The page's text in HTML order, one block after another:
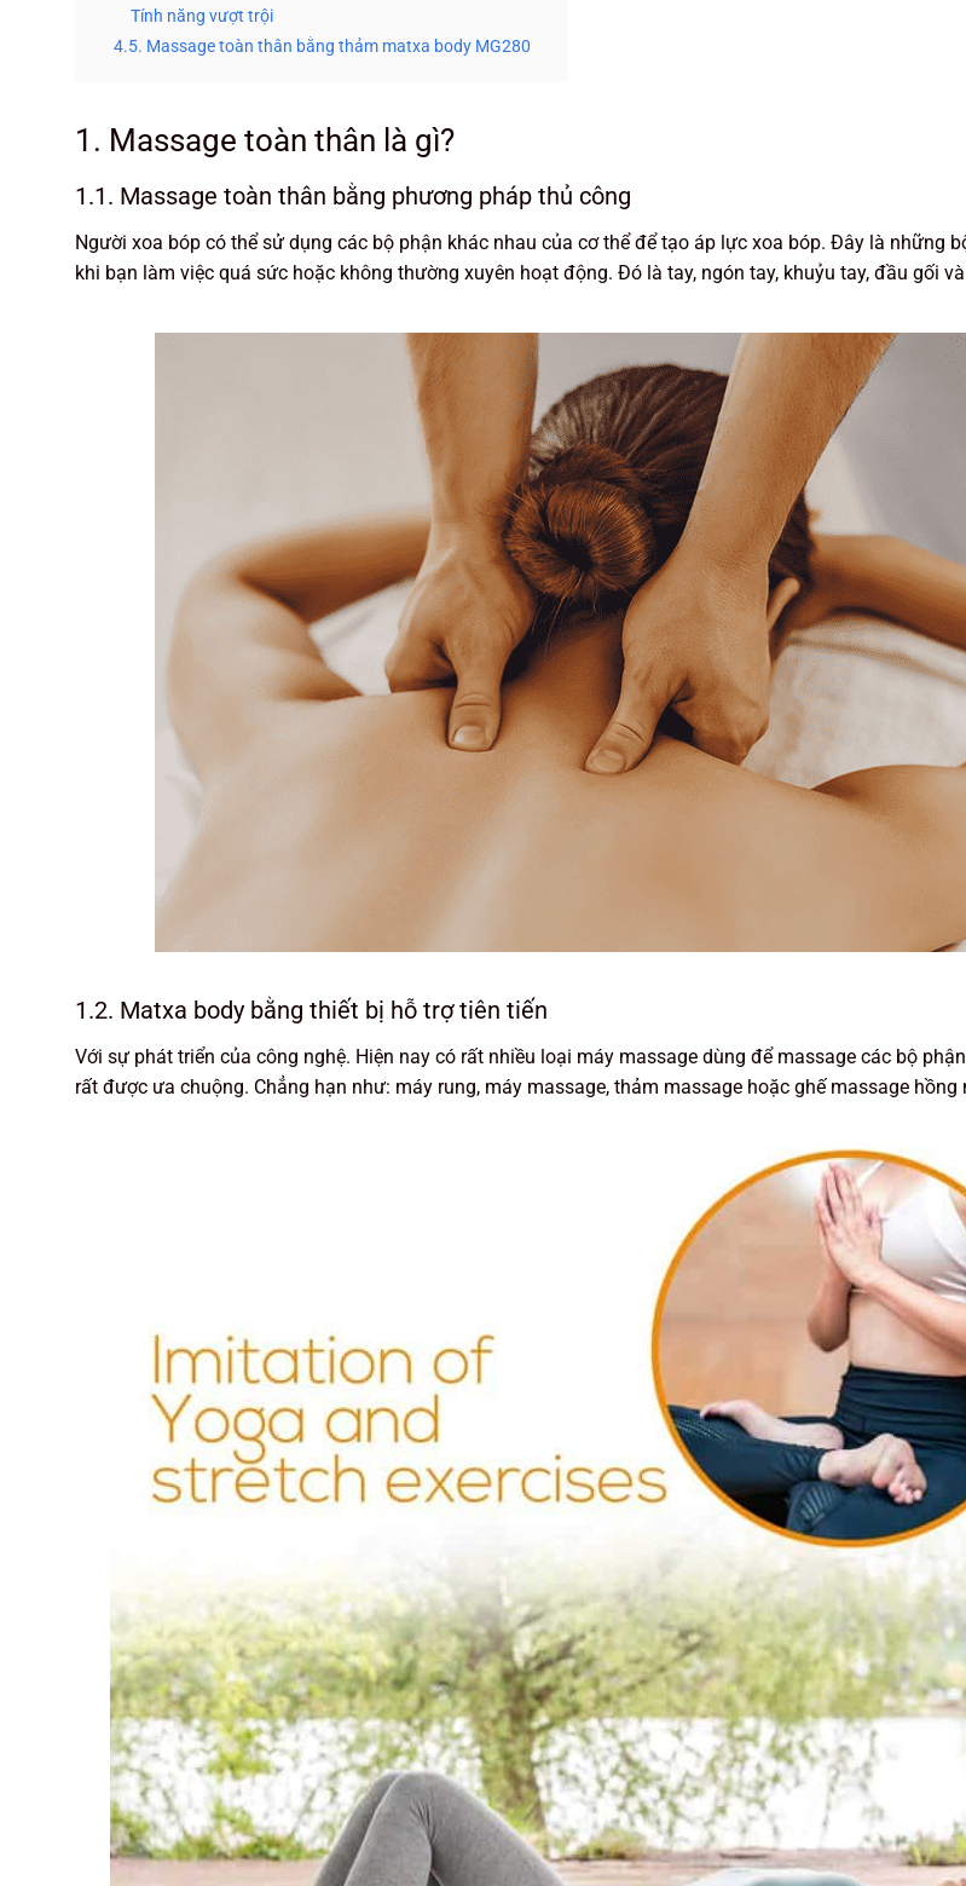
Tính năng vượt trội
4.5. Massage toàn thân bằng thảm matxa body MG280
1. Massage toàn thân là gì?
1.1. Massage toàn thân bằng phương pháp thủ công
Người xoa bóp có thể sử dụng các bộ phận khác nhau của cơ thể để tạo áp lực xoa bóp. Đây là những
khi bạn làm việc quá sức hoặc không thường xuyên hoạt động. Đó là tay, ngón tay, khuỷu tay, đầu gối
1.2. Matxa body bằng thiết bị hỗ trợ tiên tiến
Với sự phát triển của công nghệ. Hiện nay có rất nhiều loại máy massage dùng để massage các bộ
rất được ưa chuộng. Chẳng hạn như: máy rung, máy massage, thảm massage hoặc ghế massage hồng